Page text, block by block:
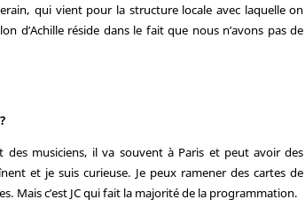
qui vient pour la structure locale avec laquelle on
d’Achille réside dans le fait que nous n’avons pas de
musiciens, il va souvent à Paris et peut avoir des
et je suis curieuse. Je peux ramener des cartes de
Mais c’est JC qui fait la majorité de la programmation.